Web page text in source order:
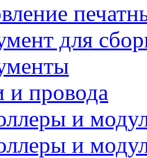
для
и провода
и
и